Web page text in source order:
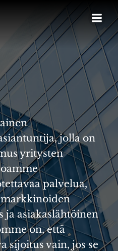
jolla on
yritysten
palvelua,
ja asiakaslähtöinen
on, että
sijoitus vain, jos se